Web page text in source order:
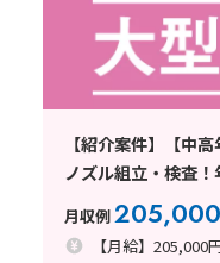
【紹介案件】【中
ノズル組立・検査
月収例205,000
【月給】205,000